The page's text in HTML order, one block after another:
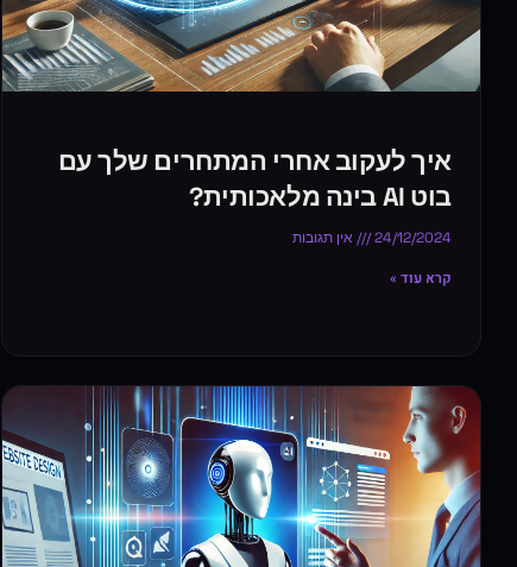
איך לעקוב אחרי המתחרים שלך עם
בוט AI בינה מלאכותית?
24/12/2024 אין תגובות
קרא עוד »